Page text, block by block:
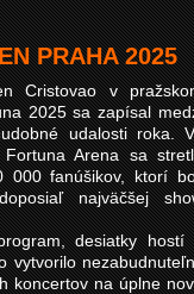
PRAHA 2025
Cristovaov
2025 sa zapísal
udalosti roka.
Fortuna Arenasa
000 fanúšikov, ktorí
najväčšej
desiatky hostí
vytvorilo
koncertov na úplne